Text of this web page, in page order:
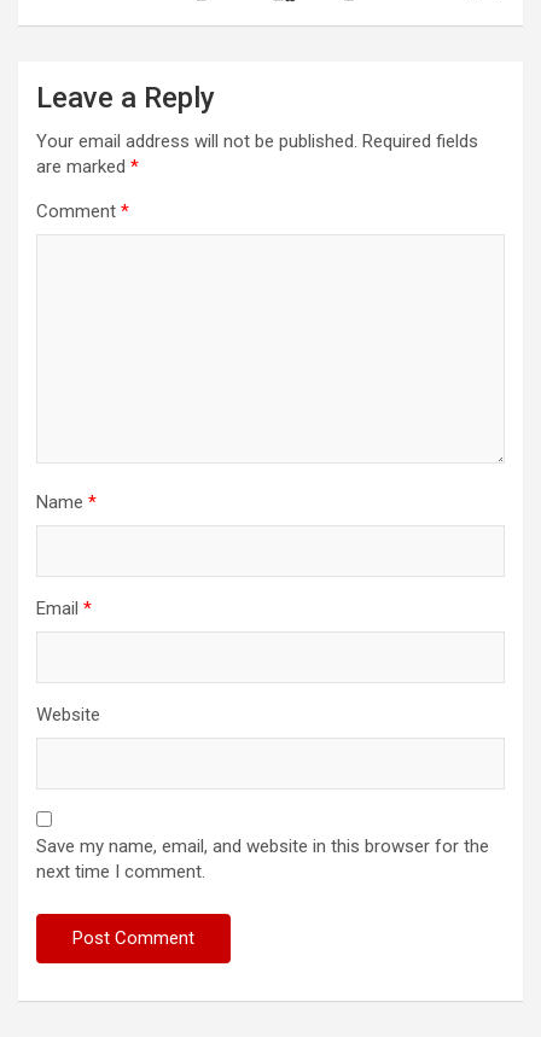
Leave a Reply
Your email address will not be published. Required fields
are marked *
Comment *
Name *
Email *
Website
Save my name, email, and website in this browser for the
next time I comment.